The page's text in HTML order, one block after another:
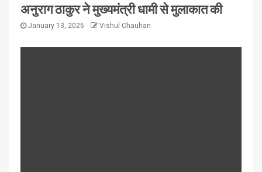
अनुराग ठाकुर ने मुख्यमंत्री धामी से मुलाकात की
January 13, 2026 Vishul Chauhan